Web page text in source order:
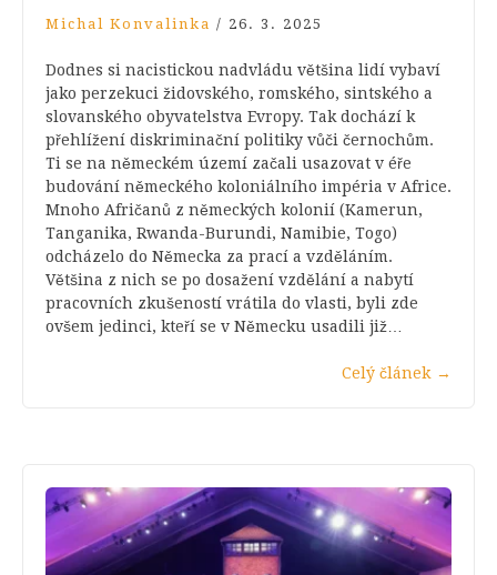
Michal Konvalinka / 26. 3. 2025
Dodnes si nacistickou nadvládu většina lidí vybaví
jako perzekuci židovského, romského, sintského a
slovanského obyvatelstva Evropy. Tak dochází k
přehlížení diskriminační politiky vůči černochům.
Ti se na německém území začali usazovat v éře
budování německého koloniálního impéria v Africe.
Mnoho Afričanů z německých kolonií (Kamerun,
Tanganika, Rwanda-Burundi, Namibie, Togo)
odcházelo do Německa za prací a vzděláním.
Většina z nich se po dosažení vzdělání a nabytí
pracovních zkušeností vrátila do vlasti, byli zde
ovšem jedinci, kteří se v Německu usadili již…
Celý článek →